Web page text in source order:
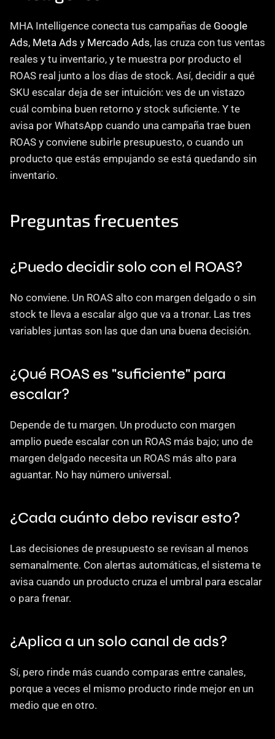
MHA Intelligence conecta tus campañas de Google
Ads, Meta Ads y Mercado Ads, las cruza con tus ventas
reales y tu inventario, y te muestra por producto el
ROAS real junto a los días de stock. Así, decidir a qué
SKU escalar deja de ser intuición: ves de un vistazo
cuál combina buen retorno y stock suficiente. Y te
avisa por WhatsApp cuando una campaña trae buen
ROAS y conviene subirle presupuesto, o cuando un
producto que estás empujando se está quedando sin
inventario.
Preguntas frecuentes
¿Puedo decidir solo con el ROAS?
No conviene. Un ROAS alto con margen delgado o sin
stock te lleva a escalar algo que va a tronar. Las tres
variables juntas son las que dan una buena decisión.
¿Qué ROAS es "suficiente" para
escalar?
Depende de tu margen. Un producto con margen
amplio puede escalar con un ROAS más bajo; uno de
margen delgado necesita un ROAS más alto para
aguantar. No hay número universal.
¿Cada cuánto debo revisar esto?
Las decisiones de presupuesto se revisan al menos
semanalmente. Con alertas automáticas, el sistema te
avisa cuando un producto cruza el umbral para escalar
o para frenar.
¿Aplica a un solo canal de ads?
Sí, pero rinde más cuando comparas entre canales,
porque a veces el mismo producto rinde mejor en un
medio que en otro.